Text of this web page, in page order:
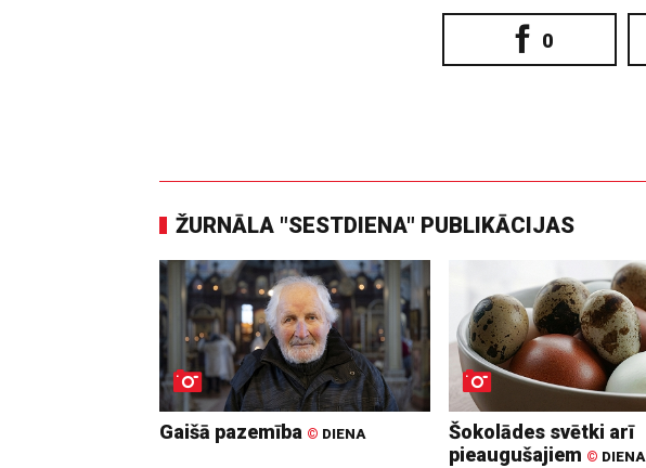
0
ŽURNĀLA "SESTDIENA" PUBLIKĀCIJAS
Gaišā pazemība © DIENA
Šokolādes svētki arī
pieaugušajiem © DIENA